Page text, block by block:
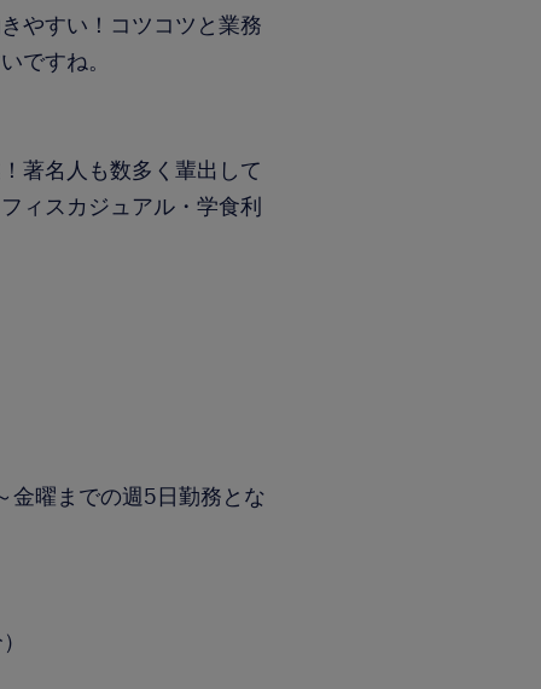
やすい！コツコツと業務
ですね。
著名人も数多く輩出して
ィスカジュアル・学食利
金曜までの週5日勤務とな